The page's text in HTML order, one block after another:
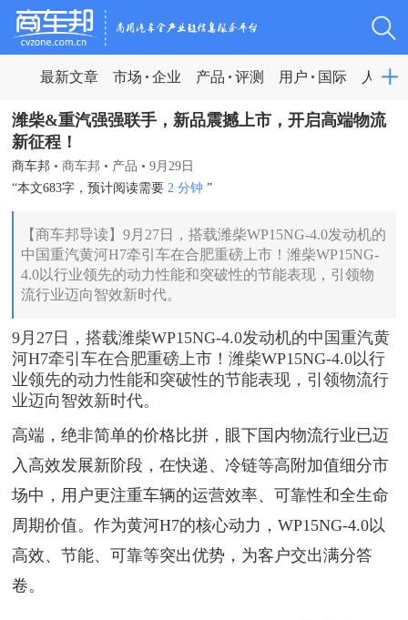
最新文章 市场 企业 产品 评测 用户 国际 人物
潍柴&重汽强强联手，新品震撼上市，开启高端物流
新征程！
商车邦 • 商车邦 • 产品 • 9月29日
“本文683字，预计阅读需要2 分钟”
【商车邦导读】9月27日，搭载潍柴WP15NG-4.0发动机的
中国重汽黄河H7牵引车在合肥重磅上市！潍柴WP15NG-
4.0以行业领先的动力性能和突破性的节能表现，引领物
流行业迈向智效新时代。
9月27日，搭载潍柴WP15NG-4.0发动机的中国重汽黄
河H7牵引车在合肥重磅上市！潍柴WP15NG-4.0以行
业领先的动力性能和突破性的节能表现，引领物流行
业迈向智效新时代。
高端，绝非简单的价格比拼，眼下国内物流行业已迈
入高效发展新阶段，在快递、冷链等高附加值细分市
场中，用户更注重车辆的运营效率、可靠性和全生命
周期价值。作为黄河H7的核心动力，WP15NG-4.0以
高效、节能、可靠等突出优势，为客户交出满分答
卷。